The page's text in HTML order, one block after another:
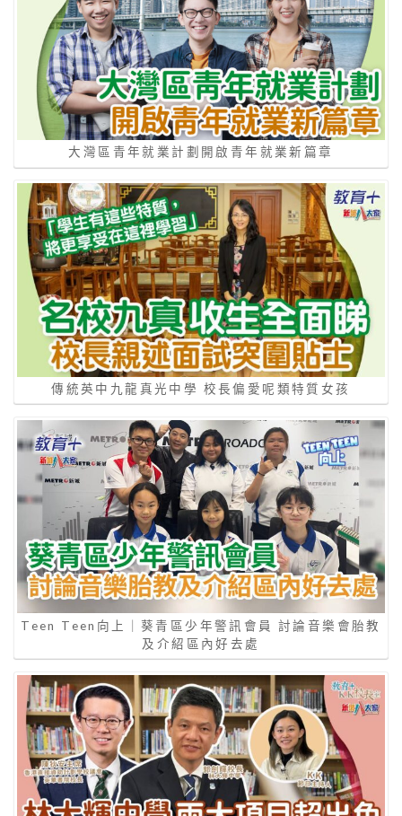
大灣區青年就業計劃開啟青年就業新篇章
傳統英中九龍真光中學 校長偏愛呢類特質女孩
Teen Teen向上｜葵青區少年警訊會員 討論音樂會胎教
及介紹區內好去處